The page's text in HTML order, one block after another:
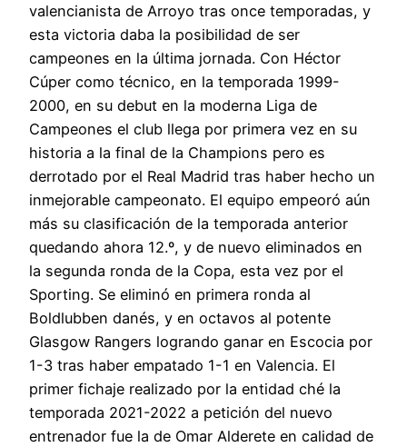
valencianista de Arroyo tras once temporadas, y
esta victoria daba la posibilidad de ser
campeones en la última jornada. Con Héctor
Cúper como técnico, en la temporada 1999-
2000, en su debut en la moderna Liga de
Campeones el club llega por primera vez en su
historia a la final de la Champions pero es
derrotado por el Real Madrid tras haber hecho un
inmejorable campeonato. El equipo empeoró aún
más su clasificación de la temporada anterior
quedando ahora 12.º, y de nuevo eliminados en
la segunda ronda de la Copa, esta vez por el
Sporting. Se eliminó en primera ronda al
Boldlubben danés, y en octavos al potente
Glasgow Rangers logrando ganar en Escocia por
1-3 tras haber empatado 1-1 en Valencia. El
primer fichaje realizado por la entidad ché la
temporada 2021-2022 a petición del nuevo
entrenador fue la de Omar Alderete en calidad de